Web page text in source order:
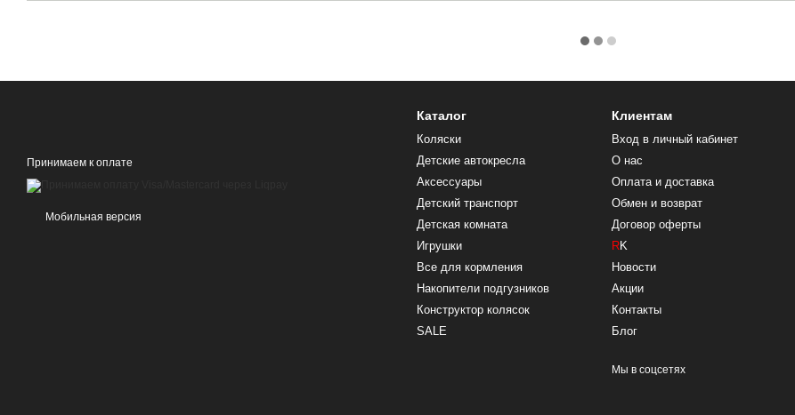
Принимаем к оплате
Мобильная версия
Каталог
Коляски
Детские автокресла
Аксессуары
Детский транспорт
Детская комната
Игрушки
Все для кормления
Накопители подгузников
Конструктор колясок
SALE
Клиентам
Вход в личный кабинет
О нас
Оплата и доставка
Обмен и возврат
Договор оферты
RK
Новости
Акции
Контакты
Блог
Мы в соцсетях